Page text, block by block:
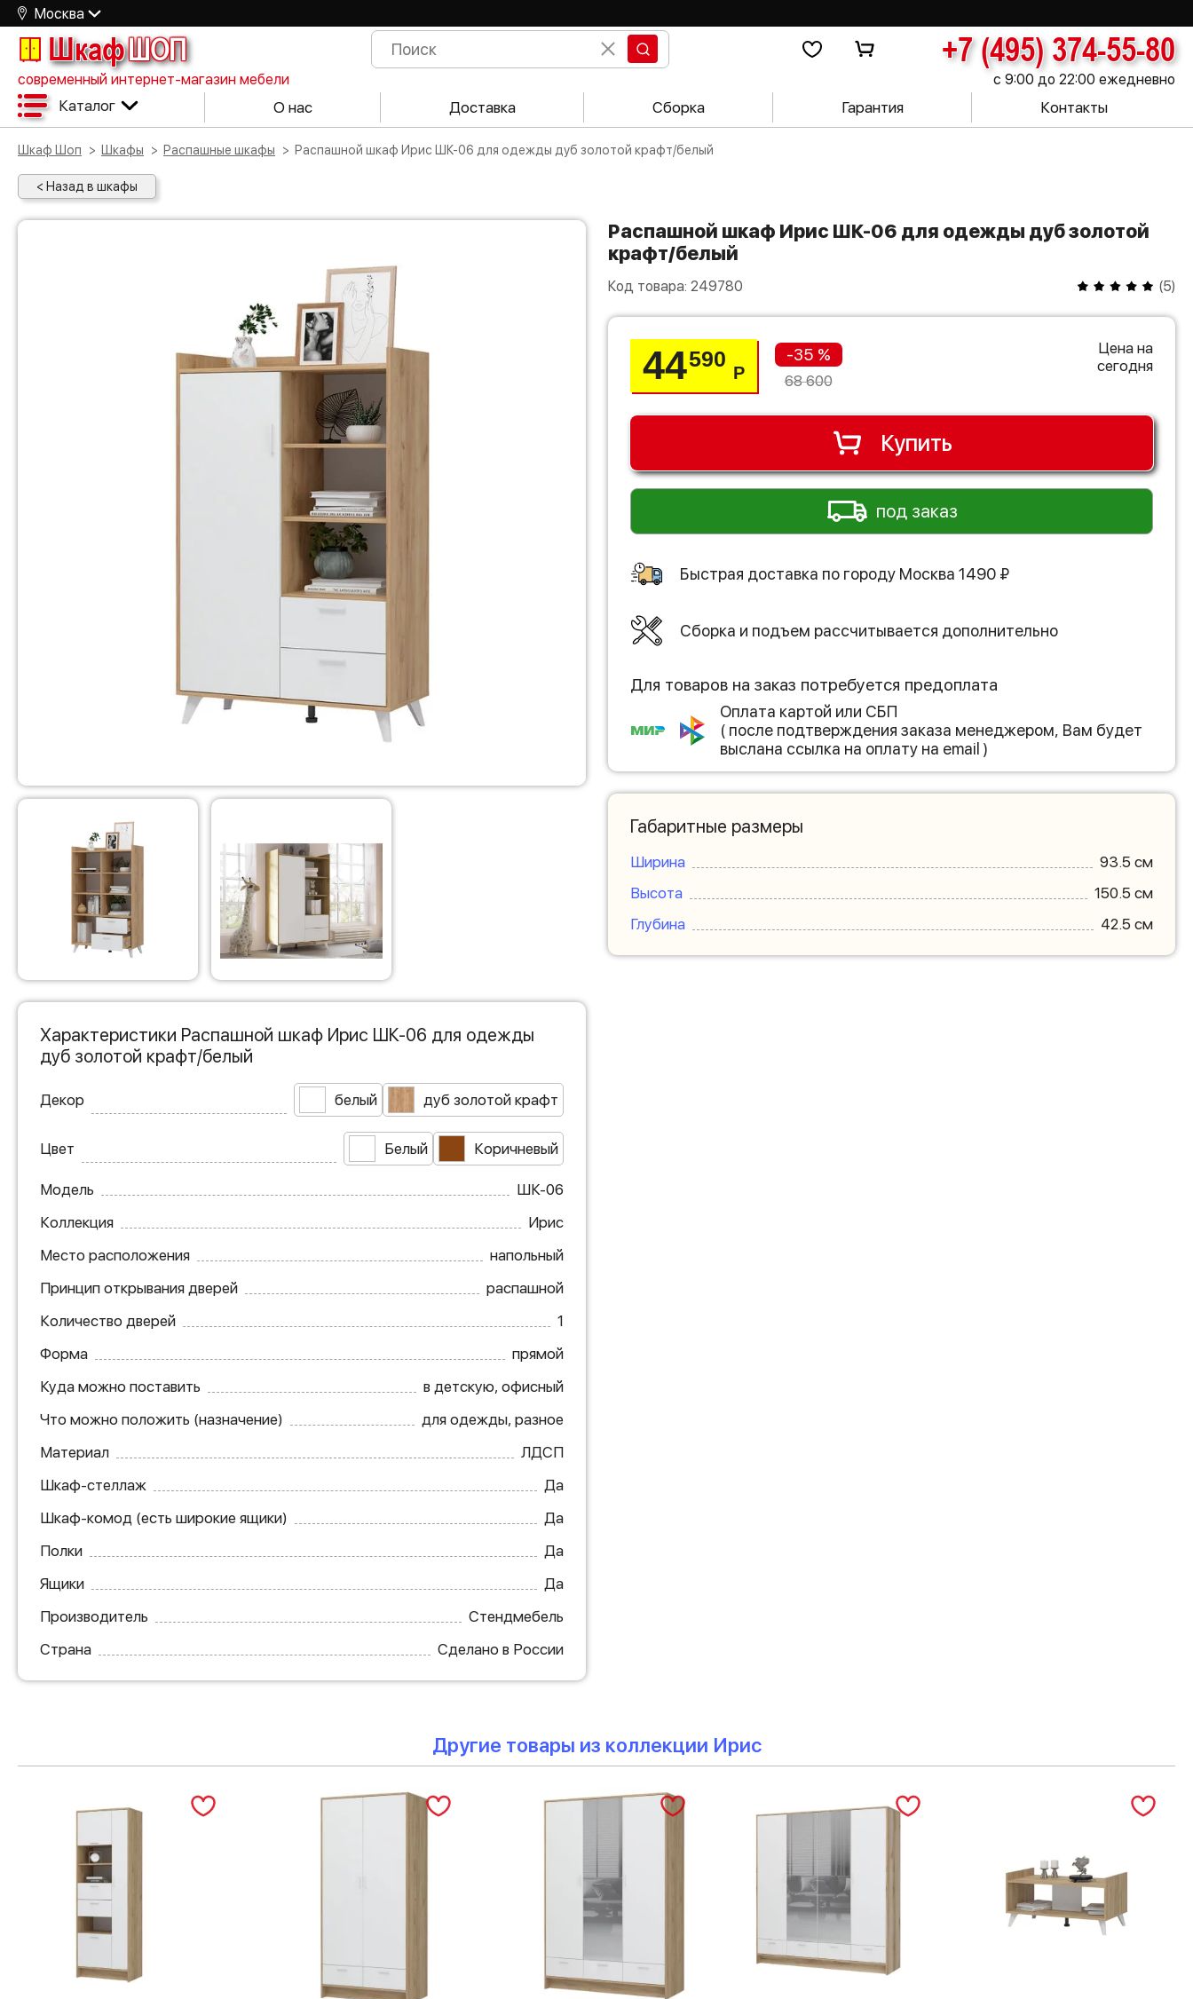
Москва
ШкафШОП +7 (495) 374-55-80
современный интернет-магазин мебели с 9:00 до 22:00 ежедневно
Каталог О нас Доставка Сборка Гарантия Контакты
Шкаф Шоп Шкафы Распашные шкафы Распашной шкаф Ирис ШК-06 для одежды дуб золотой крафт/белый
< Назад в шкафы
Распашной шкаф Ирис ШК-06 для одежды дуб золотой
крафт/белый
Код товара: 249780 (5)
44590
Р
-35 %
68 600
Цена на
сегодня
Купить
под заказ
Быстрая доставка по городу Москва 1490 ₽
Сборка и подъем рассчитывается дополнительно
Для товаров на заказ потребуется предоплата
Оплата картой или СБП
( после подтверждения заказа менеджером, Вам будет
выслана ссылка на оплату на email )
Габаритные размеры
Ширина
93.5 см
Высота
150.5 см
Глубина
42.5 см
Характеристики Распашной шкаф Ирис ШК-06 для одежды
дуб золотой крафт/белый
Декор белый дуб золотой крафт
Цвет Белый Коричневый
Модель
ШК-06
Коллекция
Ирис
Место расположения
напольный
Принцип открывания дверей
распашной
Количество дверей
1
Форма
прямой
Куда можно поставить
в детскую, офисный
Что можно положить (назначение)
для одежды, разное
Материал
ЛДСП
Шкаф-стеллаж
Да
Шкаф-комод (есть широкие ящики)
Да
Полки
Да
Ящики
Да
Производитель
Стендмебель
Страна
Сделано в России
Другие товары из коллекции Ирис